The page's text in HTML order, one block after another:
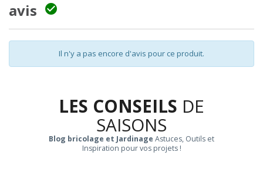
avis

Il n'y a pas encore d'avis pour ce produit.
LES CONSEILS DE
SAISONS
Blog bricolage et Jardinage Astuces, Outils et
Inspiration pour vos projets !